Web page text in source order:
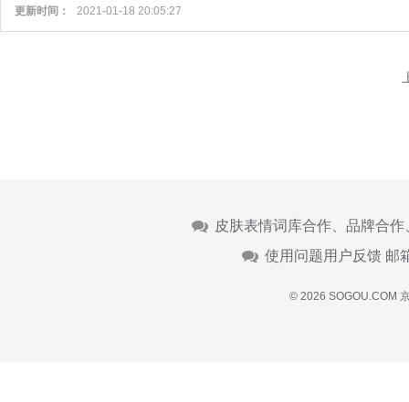
更新时间：
2021-01-18 20:05:27
皮肤表情词库合作、品牌合
使用问题用户反馈 邮
© 2026 SOGOU.COM